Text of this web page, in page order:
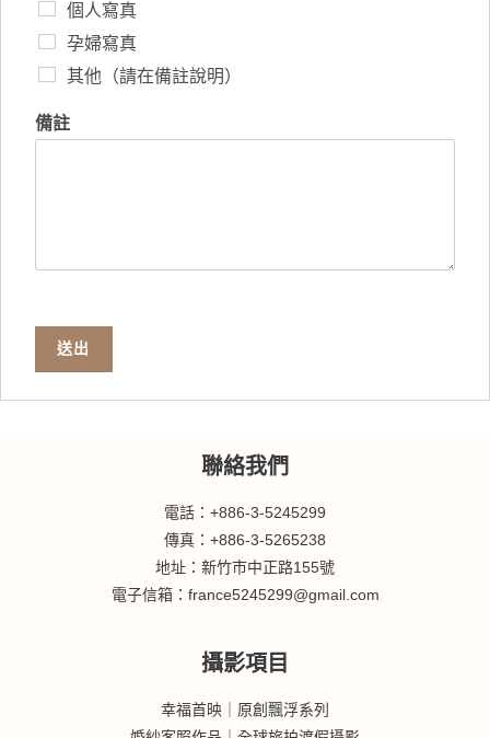
個人寫真
孕婦寫真
其他（請在備註說明）
備註
送出
聯絡我們
電話：+886-3-5245299
傳真：+886-3-5265238
地址：新竹市中正路155號
電子信箱：france5245299@gmail.com
攝影項目
幸福首映｜原創飄浮系列